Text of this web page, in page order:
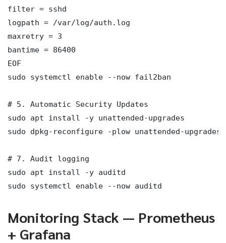
filter = sshd
logpath = /var/log/auth.log
maxretry = 3
bantime = 86400
EOF
sudo systemctl enable --now fail2ban
# 5. Automatic Security Updates
sudo apt install -y unattended-upgrades
sudo dpkg-reconfigure -plow unattended-upgrades
# 7. Audit logging
sudo apt install -y auditd
sudo systemctl enable --now auditd
Monitoring Stack — Prometheus
+ Grafana